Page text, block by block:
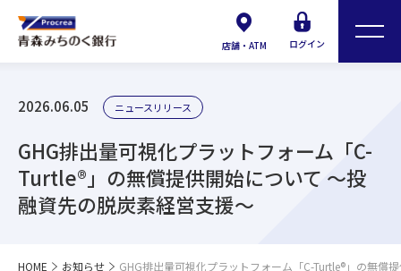
店舗・ATM ログイン
2026.06.05 ニュースリリース
GHG排出量可視化プラットフォーム「C-
Turtle®」の無償提供開始について ～投
融資先の脱炭素経営支援～
HOME お知らせ GHG排出量可視化プラットフォーム「C-Turtle®」の無償